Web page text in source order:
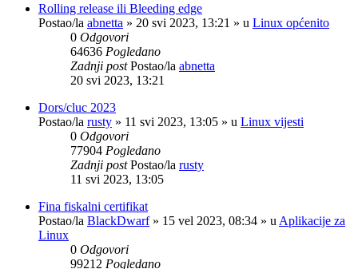
Rolling release ili Bleeding edge
Postao/la abnetta » 20 svi 2023, 13:21 » u Linux općenito
0 Odgovori
64636 Pogledano
Zadnji postPostao/la abnetta
20 svi 2023, 13:21
Dors/cluc 2023
Postao/la rusty » 11 svi 2023, 13:05 » u Linux vijesti
0 Odgovori
77904 Pogledano
Zadnji postPostao/la rusty
11 svi 2023, 13:05
Fina fiskalni certifikat
Postao/la BlackDwarf» 15 vel 2023, 08:34 » u Aplikacije za
Linux
0 Odgovori
99212 Pogledano